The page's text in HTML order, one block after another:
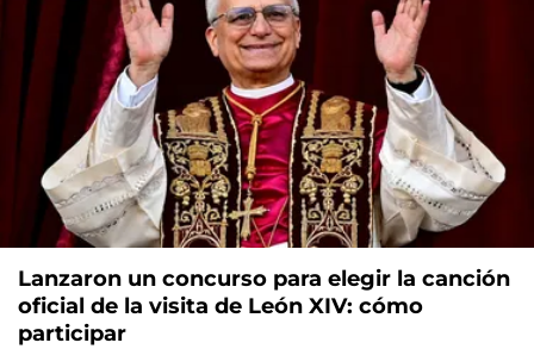
Lanzaron un concurso para elegir la canción
oficial de la visita de León XIV: cómo
participar